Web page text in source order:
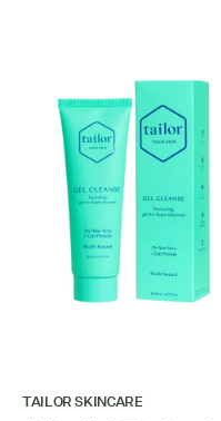
TAILOR SKINCARE